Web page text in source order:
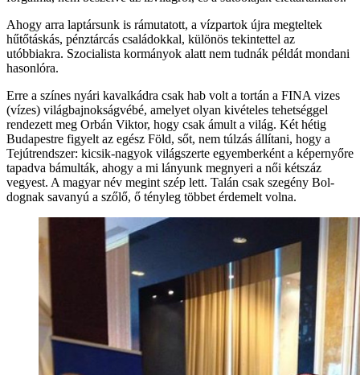
Ahogy arra laptársunk is rámutatott, a vízpartok újra megteltek
hűtőtáskás, pénztárcás családokkal, különös tekintettel az
utóbbiakra. Szocialista kormányok alatt nem tudnák példát mondani
hasonlóra.
Erre a színes nyári kavalkádra csak hab volt a tortán a FINA vizes
(vízes) világbajnokságvébé, amelyet olyan kivételes tehetséggel
rendezett meg Orbán Viktor, hogy csak ámult a világ. Két hétig
Budapestre figyelt az egész Föld, sőt, nem túlzás állítani, hogy a
Tejútrendszer: kicsik-nagyok világszerte egyemberként a képernyőre
tapadva bámulták, ahogy a mi lányunk megnyeri a női kétszáz
vegyest. A magyar név megint szép lett. Talán csak szegény Bol-
dognak savanyú a szőlő, ő tényleg többet érdemelt volna.